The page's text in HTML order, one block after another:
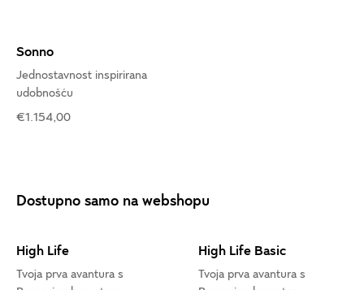
Sonno
Jednostavnost inspirirana
udobnošću
€1.154,00
Dostupno samo na webshopu
High Life
Tvoja prva avantura s
High Life Basic
Tvoja prva avantura s